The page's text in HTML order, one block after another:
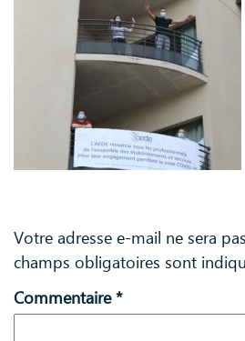
Votre adresse e-mail ne sera
champs obligatoires sont
Commentaire*